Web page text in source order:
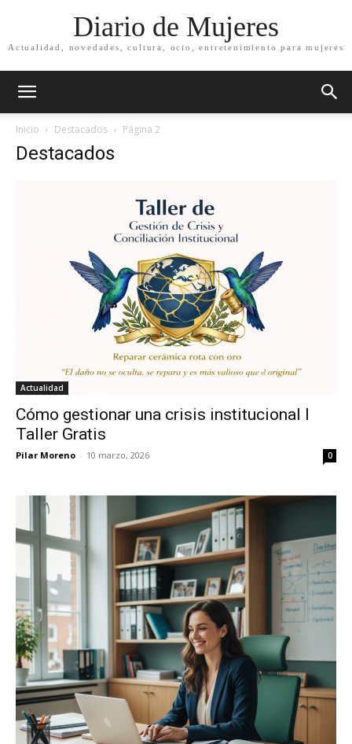
Diario de Mujeres
Actualidad, novedades, cultura, ocio, entretenimiento para mujeres
Inicio Destacados Página 2
Destacados
Actualidad
Cómo gestionar una crisis institucional I
Taller Gratis
Pilar Moreno - 10 marzo, 2026 0